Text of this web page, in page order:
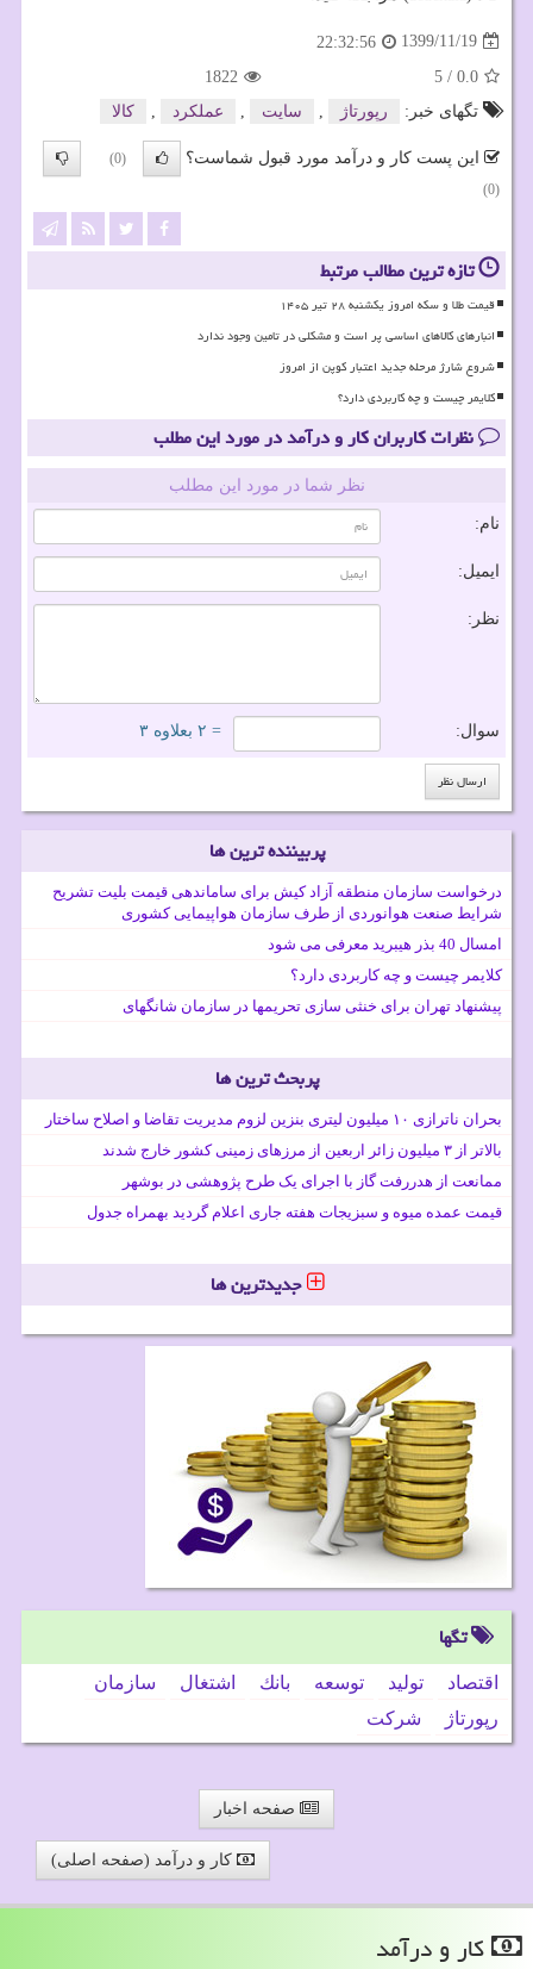
1399/11/19
22:32:56
0.0
/
5
1822
تگهای خبر:
رپورتاژ سایت عملكرد كالا
این پست کار و درآمد مورد قبول شماست؟
(0)
(0)
تازه ترین مطالب مرتبط
قیمت طلا و سکه امروز یکشنبه ۲۸ تیر ۱۴۰۵
انبارهای کالاهای اساسی پر است و مشکلی در تامین وجود ندارد
شروع شارژ مرحله جدید اعتبار کوپن از امروز
کلایمر چیست و چه کاربردی دارد؟
نظرات کاربران کار و درآمد در مورد این مطلب
نظر شما در مورد این مطلب
نام:
ایمیل:
نظر:
سوال: = ۲ بعلاوه ۳
پربیننده ترین ها
درخواست سازمان منطقه آزاد کیش برای ساماندهی قیمت بلیت تشریح
شرایط صنعت هوانوردی از طرف سازمان هواپیمایی کشوری
امسال 40 بذر هیبرید معرفی می شود
کلایمر چیست و چه کاربردی دارد؟
پیشنهاد تهران برای خنثی سازی تحریمها در سازمان شانگهای
پربحث ترین ها
بحران ناترازی ۱۰ میلیون لیتری بنزین لزوم مدیریت تقاضا و اصلاح ساختار
بالاتر از ۳ میلیون زائر اربعین از مرزهای زمینی کشور خارج شدند
ممانعت از هدررفت گاز با اجرای یک طرح پژوهشی در بوشهر
قیمت عمده میوه و سبزیجات هفته جاری اعلام گردید بهمراه جدول
جدیدترین ها
تگها
اقتصاد تولید توسعه بانك اشتغال
سازمان
رپورتاژ
شركت
صفحه اخبار
کار و درآمد (صفحه اصلی)
كار و درآمد